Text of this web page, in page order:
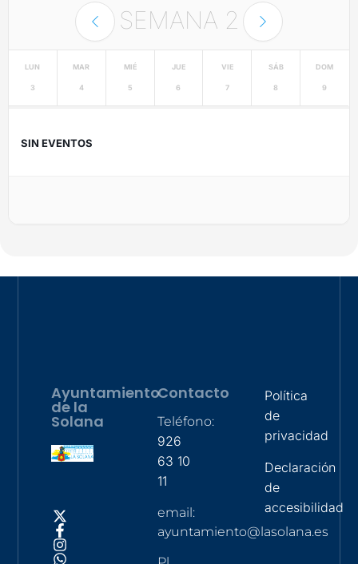
SEMANA 2
LUN
3
MAR
4
MIÉ
5
JUE
6
VIE
7
SÁB
8
DOM
9
SIN EVENTOS
Ayuntamiento
de la
Solana
Contacto
Teléfono:
926
63 10
11
email:
ayuntamiento@lasolana.es
Política
de
privacidad
Declaración
de
accesibilidad